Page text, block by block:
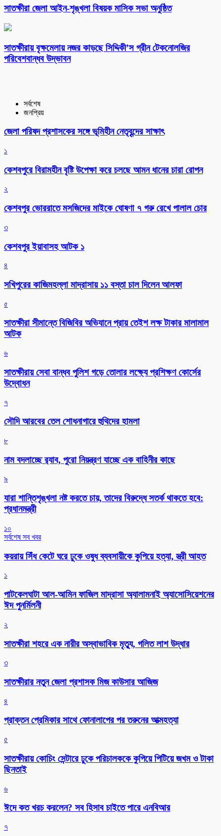
সাতক্ষীরা জেলা আইন-শৃঙ্খলা বিষয়ক মাসিক সভা অনুষ্ঠিত
সাতক্ষীরায় বৃক্ষমেলায় নজর কাড়ছে সিদ্দিকী’স গ্রীন টেকনোলজির
পরিবেশবান্ধব উদ্ভাবন
সর্বশেষ
জনপ্রিয়
জেলা পরিষদ প্রশাসকের সঙ্গে ভূমিহীন নেতৃবৃন্দের সাক্ষাৎ
১
কেশবপুরে বিরামহীন বৃষ্টি উপেক্ষা করে চলছে আমন ধানের চারা রোপন
২
কেশবপুর ভোররাতে মসজিদের মাইকে ঘোষণা ৭ গরু রেখে পালাল চোর
৩
কেশবপুর ইয়াবাসহ আটক ১
৪
সখিপুরের কাজিমহল্লা মাদ্রাসায় ১১ বস্তা চাল দিলেন আলফা
৫
সাতক্ষীরা সীমান্তে বিজিবির অভিযানে প্রায় তেইশ লক্ষ টাকার মালামাল
আটক
৬
সাতক্ষীরায় সেবা বান্ধব পুলিশ গড়ে তোলার লক্ষ্যে প্রশিক্ষণ কোর্সের
উদ্বোধন
৭
সৌদি আরবের তেল শোধনাগারে হুথিদের হামলা
৮
নাম বদলাচ্ছে র‌্যাব, পুরো নিয়ন্ত্রণ যাচ্ছে এক বাহিনীর কাছে
৯
যারা শান্তিশৃঙ্খলা নষ্ট করতে চায়, তাদের বিরুদ্ধে সতর্ক থাকতে হবে:
প্রধানমন্ত্রী
১০
সর্বশেষ সব খবর
কয়রায় সিঁধ কেটে ঘরে ঢুকে ওষুধ ব্যবসায়ীকে কুপিয়ে হত্যা, স্ত্রী আহত
১
পাটকেলঘাটা আল-আমিন ফাজিল মাদ্রাসা অ্যালামনাই অ্যাসোসিয়েশনের
ঈদ পুনর্মিলনী
২
সাতক্ষীরা শহরে এক নারীর অস্বাভাবিক মৃত্যু, গলিত লাশ উদ্ধার
৩
সাতক্ষীরার নতুন জেলা প্রশাসক মিজ কাউসার আজিজ
৪
প্রাক্তন প্রেমিকার সাথে ফোনালাপের পর তরুনের আত্মহত্যা
৫
সাতক্ষীরায় কোচিং সেন্টারে ঢুকে পরিচালককে কুপিয়ে পিটিয়ে জখম ও টাকা
ছিনতাই
৬
ঈদে কত খরচ করলেন? সব হিসাব চাইতে পারে এনবিআর
৭